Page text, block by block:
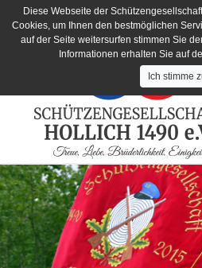
Diese Webseite der
Cookies, um Ihnen den bestmöglichen
auf der Seite weitersurfen stimmen Sie
Informationen erhalten Sie auf
Ich stimme